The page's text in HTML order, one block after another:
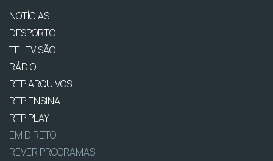
NOTÍCIAS
DESPORTO
TELEVISÃO
RÁDIO
RTP ARQUIVOS
RTP ENSINA
RTP PLAY
EM DIRETO
REVER PROGRAMAS